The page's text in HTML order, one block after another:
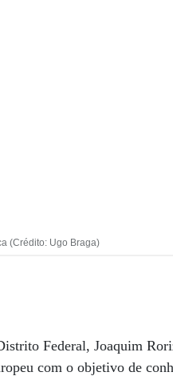
(Crédito: Ugo Braga)
Federal, Joaquim
com o objetivo de